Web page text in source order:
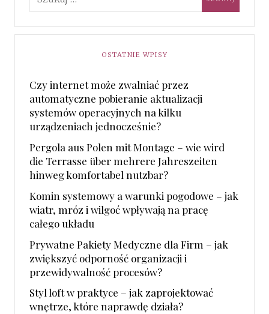
OSTATNIE WPISY
Czy internet może zwalniać przez
automatyczne pobieranie aktualizacji
systemów operacyjnych na kilku
urządzeniach jednocześnie?
Pergola aus Polen mit Montage – wie wird
die Terrasse über mehrere Jahreszeiten
hinweg komfortabel nutzbar?
Komin systemowy a warunki pogodowe – jak
wiatr, mróz i wilgoć wpływają na pracę
całego układu
Prywatne Pakiety Medyczne dla Firm – jak
zwiększyć odporność organizacji i
przewidywalność procesów?
Styl loft w praktyce – jak zaprojektować
wnętrze, które naprawdę działa?